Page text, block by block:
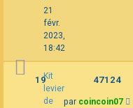
21
févr.
2023,
18:42
Kit
levier
de
19 47124
par coincoin07